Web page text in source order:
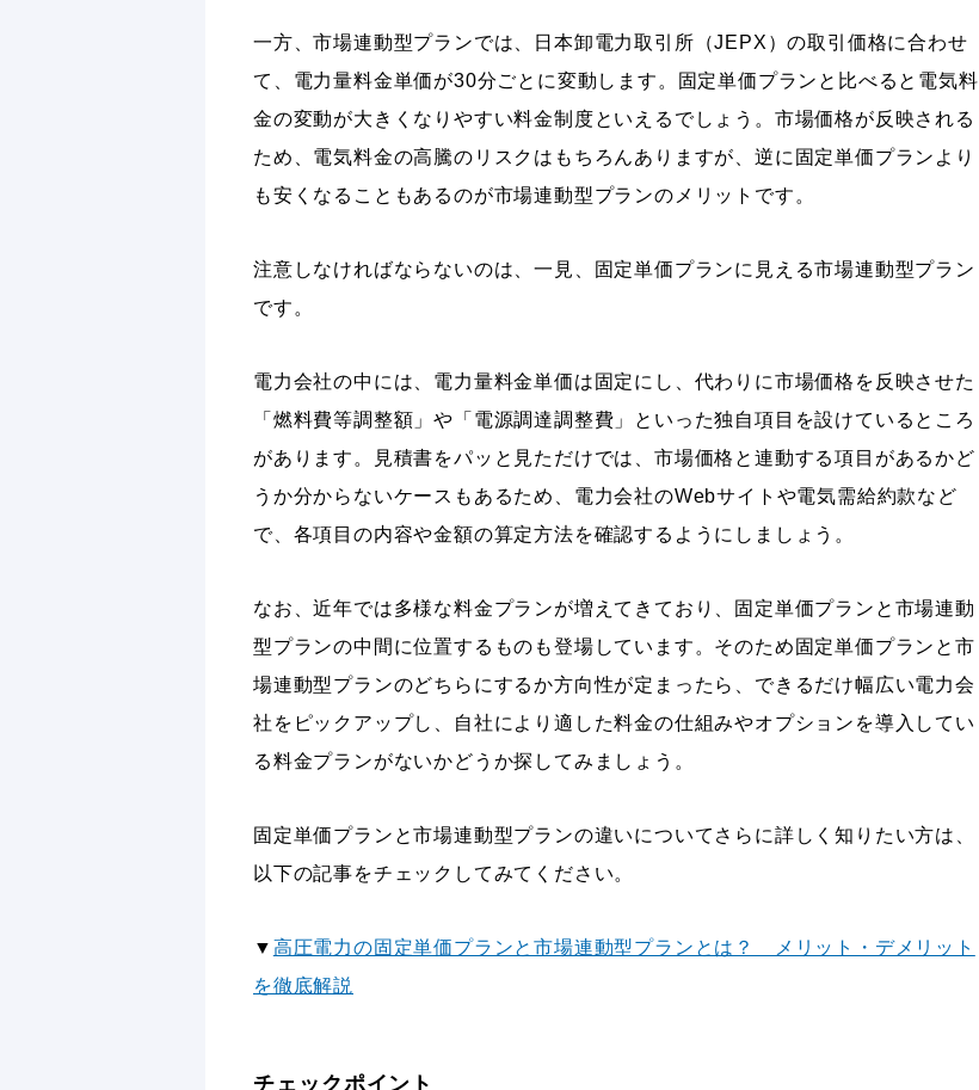
一方、市場連動型プランでは、日本卸電力取引所（JEPX）の取引価格に合わせ
て、電力量料金単価が30分ごとに変動します。固定単価プランと比べると電気料
金の変動が大きくなりやすい料金制度といえるでしょう。市場価格が反映される
ため、電気料金の高騰のリスクはもちろんありますが、逆に固定単価プランより
も安くなることもあるのが市場連動型プランのメリットです。
注意しなければならないのは、一見、固定単価プランに見える市場連動型プラン
です。
電力会社の中には、電力量料金単価は固定にし、代わりに市場価格を反映させた
「燃料費等調整額」や「電源調達調整費」といった独自項目を設けているところ
があります。見積書をパッと見ただけでは、市場価格と連動する項目があるかど
うか分からないケースもあるため、電力会社のWebサイトや電気需給約款など
で、各項目の内容や金額の算定方法を確認するようにしましょう。
なお、近年では多様な料金プランが増えてきており、固定単価プランと市場連動
型プランの中間に位置するものも登場しています。そのため固定単価プランと市
場連動型プランのどちらにするか方向性が定まったら、できるだけ幅広い電力会
社をピックアップし、自社により適した料金の仕組みやオプションを導入してい
る料金プランがないかどうか探してみましょう。
固定単価プランと市場連動型プランの違いについてさらに詳しく知りたい方は、
以下の記事をチェックしてみてください。
▼ 高圧電力の固定単価プランと市場連動型プランとは？ メリット・デメリット
を徹底解説
チェックポイント